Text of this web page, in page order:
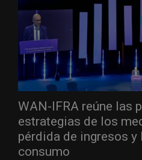
WAN-IFRA reúne las
estrategias de los
pérdida de ingresos
consumo